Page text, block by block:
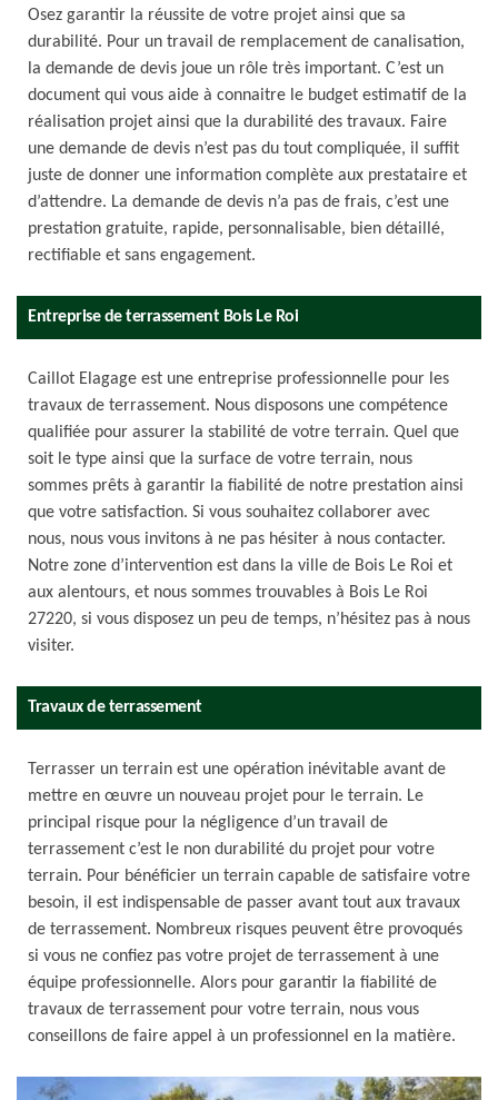
Osez garantir la réussite de votre projet ainsi que sa
durabilité. Pour un travail de remplacement de canalisation,
la demande de devis joue un rôle très important. C’est un
document qui vous aide à connaitre le budget estimatif de la
réalisation projet ainsi que la durabilité des travaux. Faire
une demande de devis n’est pas du tout compliquée, il suffit
juste de donner une information complète aux prestataire et
d’attendre. La demande de devis n’a pas de frais, c’est une
prestation gratuite, rapide, personnalisable, bien détaillé,
rectifiable et sans engagement.
Entreprise de terrassement Bois Le Roi
Caillot Elagage est une entreprise professionnelle pour les
travaux de terrassement. Nous disposons une compétence
qualifiée pour assurer la stabilité de votre terrain. Quel que
soit le type ainsi que la surface de votre terrain, nous
sommes prêts à garantir la fiabilité de notre prestation ainsi
que votre satisfaction. Si vous souhaitez collaborer avec
nous, nous vous invitons à ne pas hésiter à nous contacter.
Notre zone d’intervention est dans la ville de Bois Le Roi et
aux alentours, et nous sommes trouvables à Bois Le Roi
27220, si vous disposez un peu de temps, n’hésitez pas à nous
visiter.
Travaux de terrassement
Terrasser un terrain est une opération inévitable avant de
mettre en œuvre un nouveau projet pour le terrain. Le
principal risque pour la négligence d’un travail de
terrassement c’est le non durabilité du projet pour votre
terrain. Pour bénéficier un terrain capable de satisfaire votre
besoin, il est indispensable de passer avant tout aux travaux
de terrassement. Nombreux risques peuvent être provoqués
si vous ne confiez pas votre projet de terrassement à une
équipe professionnelle. Alors pour garantir la fiabilité de
travaux de terrassement pour votre terrain, nous vous
conseillons de faire appel à un professionnel en la matière.